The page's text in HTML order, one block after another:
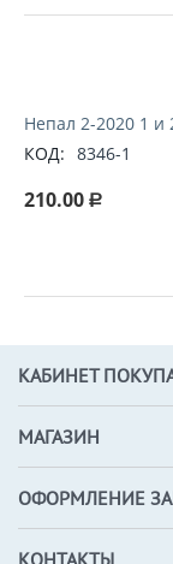
Непал 2-2020 1 и
КОД: 8346-1
210.00 Р
КАБИНЕТ
МАГАЗИН
ОФОРМЛЕНИЕ
КОНТАКТЫ